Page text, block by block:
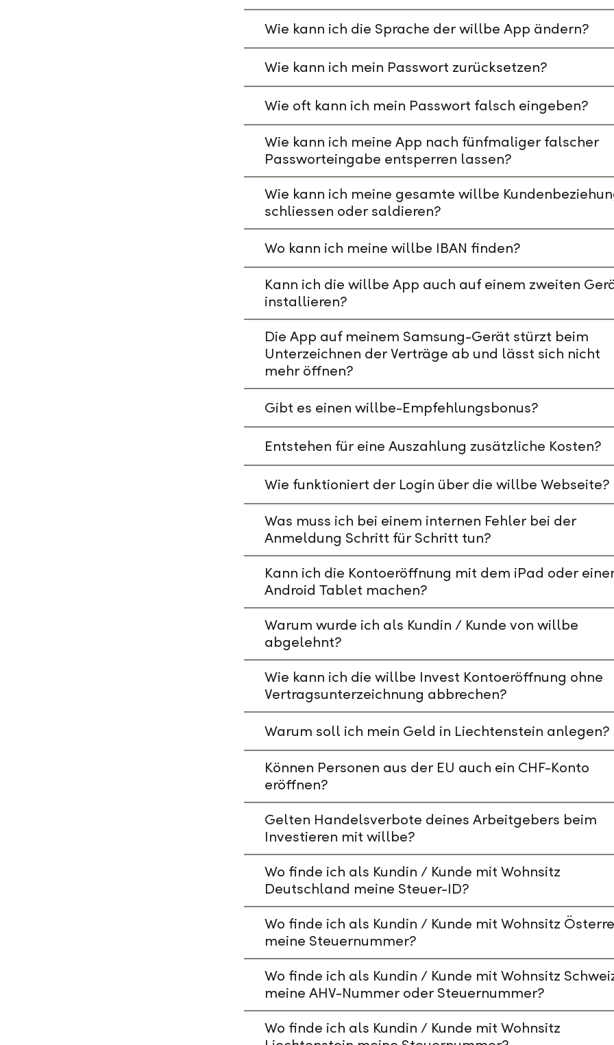
Wie kann ich die Sprache der willbe App ändern?
Wie kann ich mein Passwort zurücksetzen?
Wie oft kann ich mein Passwort falsch eingeben?
Wie kann ich meine App nach fünfmaliger falscher
Passworteingabe entsperren lassen?
Wie kann ich meine gesamte willbe
schliessen oder saldieren?
Wo kann ich meine willbe IBAN finden?
Kann ich die willbe App auch auf einem zweiten
installieren?
Die App auf meinem Samsung-Gerät stürzt beim
Unterzeichnen der Verträge ab und lässt sich nicht
mehr öffnen?
Gibt es einen willbe-Empfehlungsbonus?
Entstehen für eine Auszahlung zusätzliche Kosten?
Wie funktioniert der Login über die willbe Webseite?
Was muss ich bei einem internen Fehler bei der
Anmeldung Schritt für Schritt tun?
Kann ich die Kontoeröffnung mit dem iPad oder
Android Tablet machen?
Warum wurde ich als Kundin / Kunde von willbe
abgelehnt?
Wie kann ich die willbe Invest Kontoeröffnung ohne
Vertragsunterzeichnung abbrechen?
Warum soll ich mein Geld in Liechtenstein anlegen?
Können Personen aus der EU auch ein CHF-Konto
eröffnen?
Gelten Handelsverbote deines Arbeitgebers beim
Investieren mit willbe?
Wo finde ich als Kundin / Kunde mit Wohnsitz
Deutschland meine Steuer-ID?
Wo finde ich als Kundin / Kunde mit Wohnsitz
meine Steuernummer?
Wo finde ich als Kundin / Kunde mit Wohnsitz
meine AHV-Nummer oder Steuernummer?
Wo finde ich als Kundin / Kunde mit Wohnsitz